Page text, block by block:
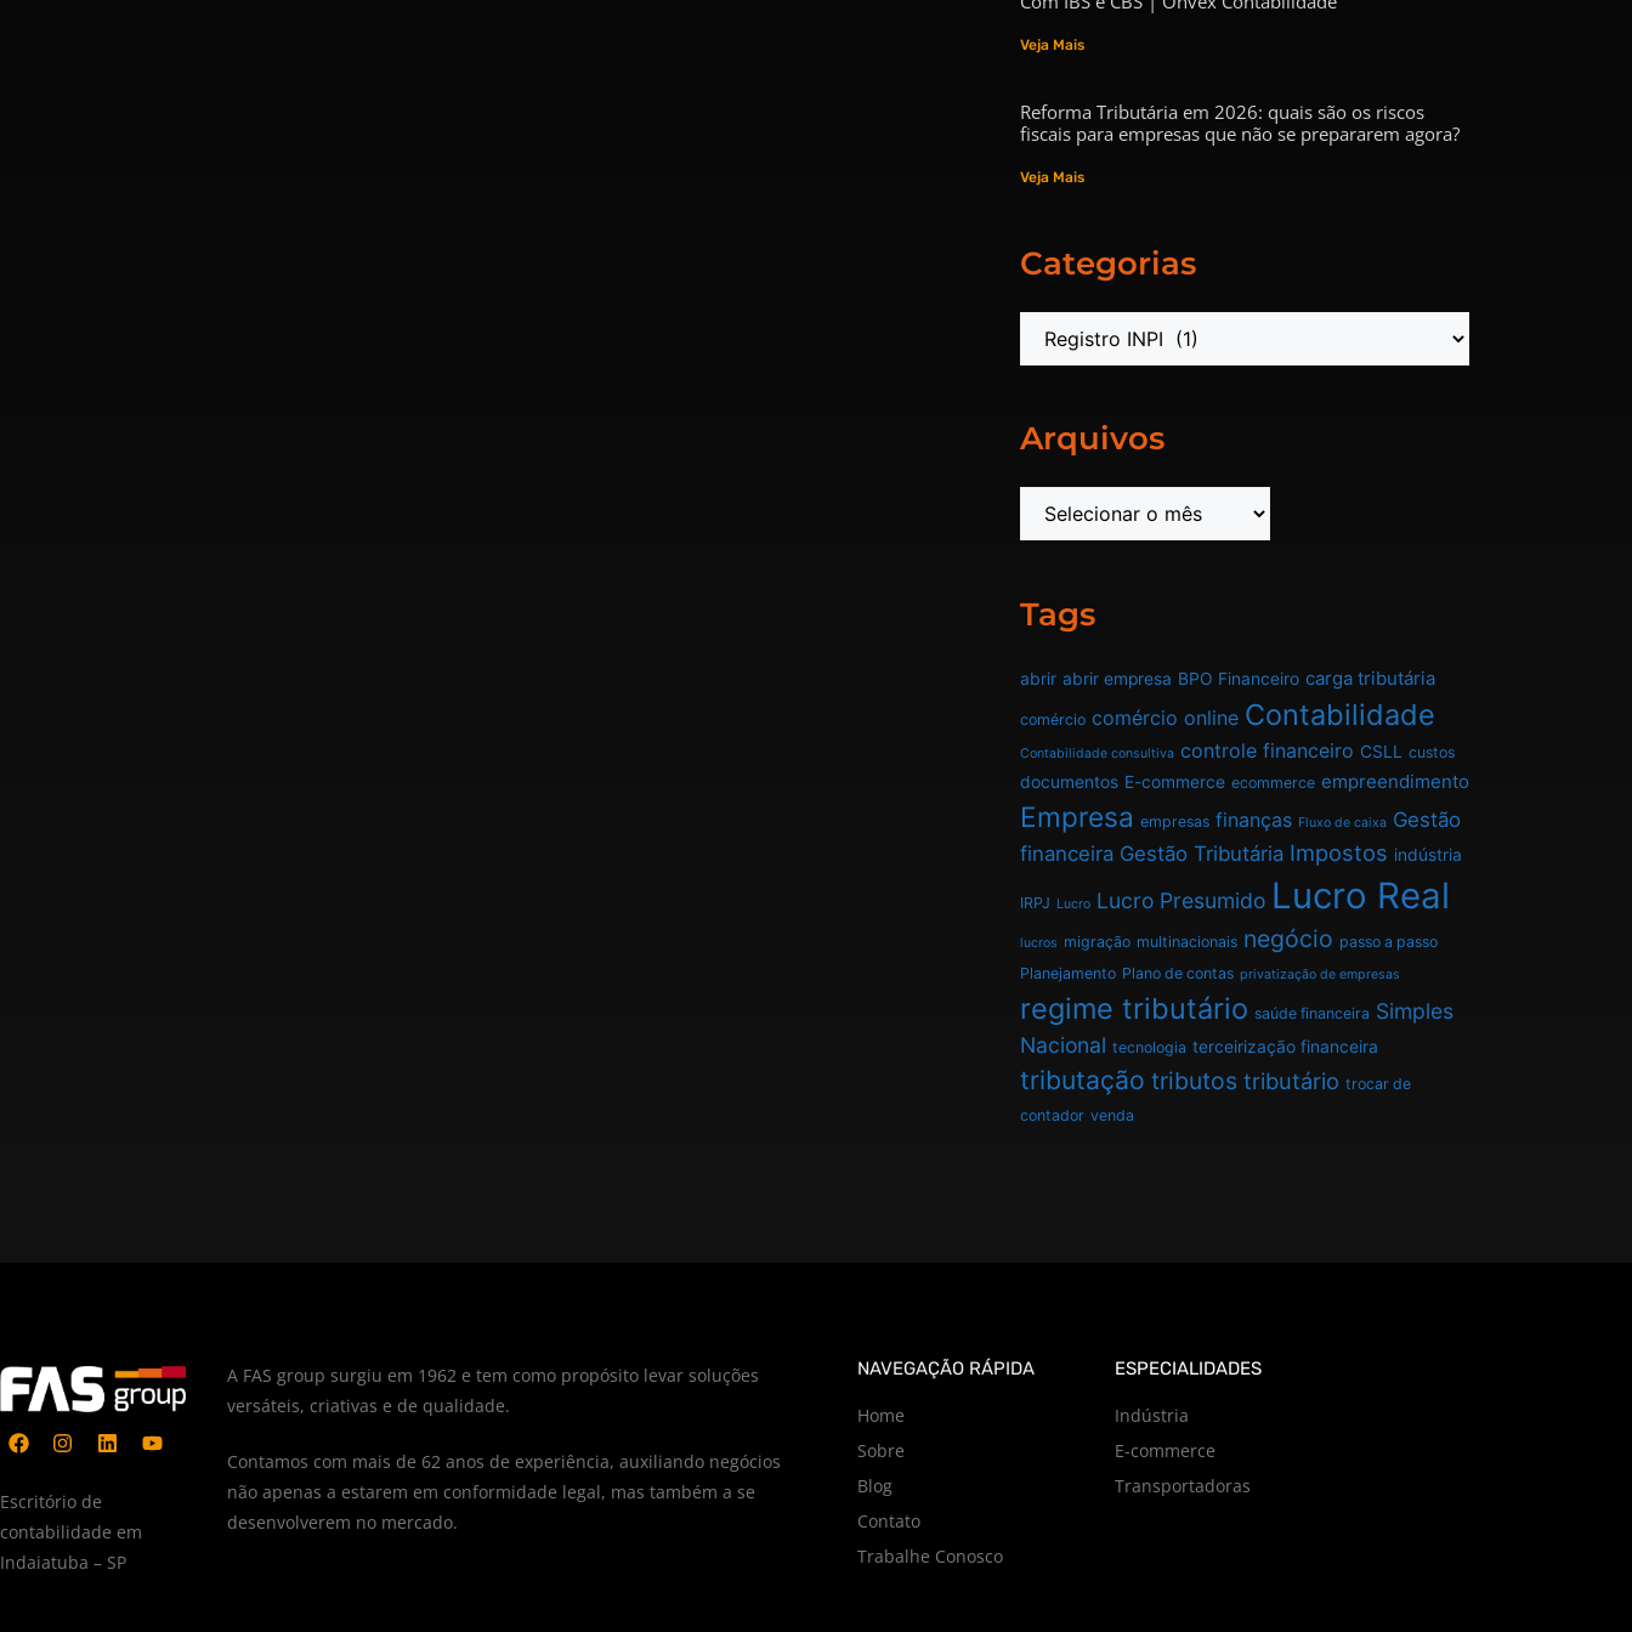
Veja Mais
Reforma Tributária em 2026: quais são os riscos
fiscais para empresas que não se prepararem agora?
Veja Mais
Categorias
Arquivos
Tags
abrir abrir empresa BPO Financeiro carga tributária
comércio comércio online Contabilidade
Contabilidade consultiva controle financeiro CSLL custos
documentos E-commerce ecommerce empreendimento
Empresa empresas finanças Fluxo de caixa Gestão
financeira Gestão Tributária Impostos indústria
IRPJ Lucro Lucro Presumido Lucro Real
lucros migração multinacionais negócio passo a passo
Planejamento Plano de contas privatização de empresas
regime tributário saúde financeira Simples
Nacional tecnologia terceirização financeira
tributação tributos tributário trocar de
contador venda
Escritório de
contabilidade em
Indaiatuba – SP
A FAS group surgiu em 1962 e tem como propósito levar soluções
versáteis, criativas e de qualidade.
Contamos com mais de 62 anos de experiência, auxiliando negócios
não apenas a estarem em conformidade legal, mas também a se
desenvolverem no mercado.
NAVEGAÇÃO RÁPIDA
Home
Sobre
Blog
Contato
Trabalhe Conosco
ESPECIALIDADES
Indústria
E-commerce
Transportadoras